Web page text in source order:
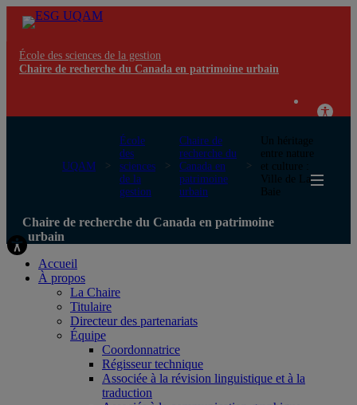
École des sciences de la gestion
Chaire de recherche du Canada en patrimoine urbain
UQAM
École
des
sciences
de la
gestion
Chaire de
recherche du
Canada en
patrimoine
urbain
Un héritage
entre nature
et culture :
Ville de La
Baie
Chaire de recherche du Canada en patrimoine
urbain
Accueil
À propos
La Chaire
Titulaire
Directeur des partenariats
Équipe
Coordonnatrice
Régisseur technique
Associée à la révision linguistique et à la
traduction